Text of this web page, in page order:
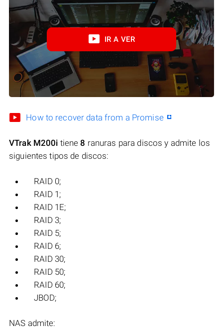
IR A VER
How to recover data from a Promise
VTrak M200i tiene8 ranuras para discos y admite los
siguientes tipos de discos:
RAID 0;
RAID 1;
RAID 1E;
RAID 3;
RAID 5;
RAID 6;
RAID 30;
RAID 50;
RAID 60;
JBOD;
NAS admite: